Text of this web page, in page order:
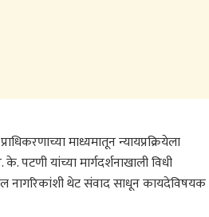
माध्यमातून न्यायप्रक्रियेला
पटणी यांच्या मार्गदर्शनाखाली विधी
नागरिकांशी थेट संवाद साधून कायदेविषयक